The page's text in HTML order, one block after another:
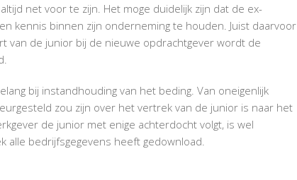
net voor te zijn. Het moge duidelijk zijn dat de ex-
kennis binnen zijn onderneming te houden. Juist daarvoor
van de junior bij de nieuwe opdrachtgever wordt de
bij instandhouding van het beding. Van oneigenlijk
zou zijn over het vertrek van de junior is naar het
de junior met enige achterdocht volgt, is wel
alle bedrijfsgegevens heeft gedownload.